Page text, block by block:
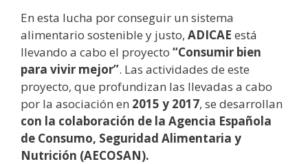
En esta lucha por conseguir un sistema
alimentario sostenible y justo, ADICAE está
llevando a cabo el proyecto “Consumir bien
para vivir mejor”. Las actividades de este
proyecto, que profundizan las llevadas a cabo
por la asociación en 2015 y 2017, se desarrollan
con la colaboración de la Agencia Española
de Consumo, Seguridad Alimentaria y
Nutrición (AECOSAN).